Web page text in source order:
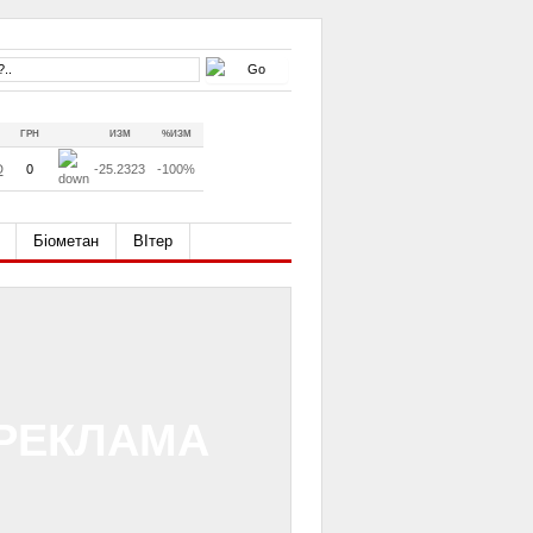
ГРН ИЗМ %ИЗМ
0 -25.2323 -100%
Біометан ВІтер